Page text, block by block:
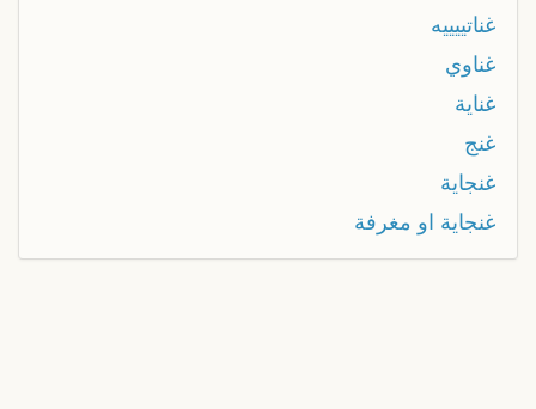
غناتييييه
غناوي
غناية
غنج
غنجاية
غنجاية او مغرفة